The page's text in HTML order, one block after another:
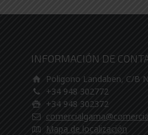
INFORMACIÓN DE
Poligono Landaben, C/B
+34 948 302772
+34 948 302372
Mapa de localización